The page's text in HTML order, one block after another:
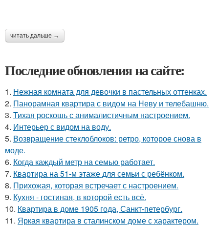
читать дальше →
Последние обновления на сайте:
1. Нежная комната для девочки в пастельных оттенках.
2. Панорамная квартира с видом на Неву и телебашню.
3. Тихая роскошь с анималистичным настроением.
4. Интерьер с видом на воду.
5. Возвращение стеклоблоков: ретро, которое снова в
моде.
6. Когда каждый метр на семью работает.
7. Квартира на 51-м этаже для семьи с ребёнком.
8. Прихожая, которая встречает с настроением.
9. Кухня - гостиная, в которой есть всё.
10. Квартира в доме 1905 года, Санкт-петербург.
11. Яркая квартира в сталинском доме с характером.